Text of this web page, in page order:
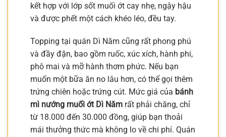
kết hợp với lớp sốt muối ớt cay nhẹ, ngậy hậu
và được phết một cách khéo léo, đều tay.
Topping tại quán Dì Năm cũng rất phong phú
và đầy đặn, bao gồm ruốc, xúc xích, hành phi,
phô mai và mỡ hành thơm phức. Nếu bạn
muốn một bữa ăn no lâu hơn, có thể gọi thêm
trứng chiên hoặc trứng cút. Mức giá của bánh
mì nướng muối ớt Dì Năm rất phải chăng, chỉ
từ 18.000 đến 30.000 đồng, giúp bạn thoải
mái thưởng thức mà không lo về chi phí. Quán